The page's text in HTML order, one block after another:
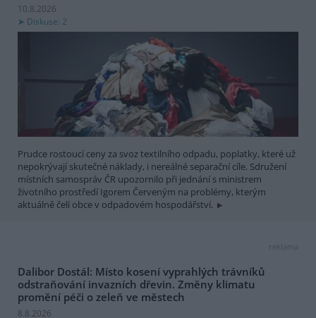
10.8.2026
Diskuse: 2
Prudce rostoucí ceny za svoz textilního odpadu, poplatky, které už
nepokrývají skutečné náklady, i nereálné separační cíle. Sdružení
místních samospráv ČR upozornilo při jednání s ministrem
životního prostředí Igorem Červeným na problémy, kterým
aktuálně čelí obce v odpadovém hospodářství.
reklama
Dalibor Dostál: Místo kosení vyprahlých trávníků
odstraňování invazních dřevin. Změny klimatu
promění péči o zeleň ve městech
8.8.2026